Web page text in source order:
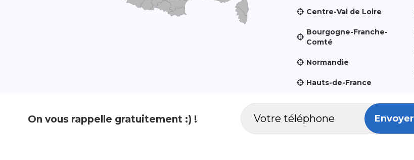
Centre-Val de Loire
Bourgogne-Franche-
Comté
Normandie
Hauts-de-France
On vous rappelle gratuitement :) ! Envoyer